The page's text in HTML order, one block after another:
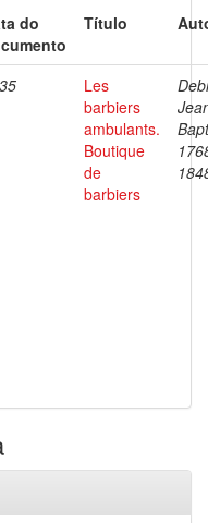
do
Título
Les
barbiers
ambulants.
Boutique
de
barbiers